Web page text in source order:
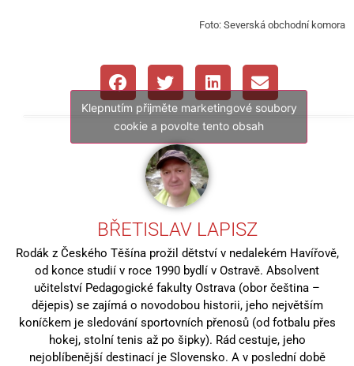
Foto: Severská obchodní komora
Klepnutím přijměte marketingové soubory
cookie a povolte tento obsah
BŘETISLAV LAPISZ
Rodák z Českého Těšína prožil dětství v nedalekém Havířově,
od konce studií v roce 1990 bydlí v Ostravě. Absolvent
učitelství Pedagogické fakulty Ostrava (obor čeština –
dějepis) se zajímá o novodobou historii, jeho největším
koníčkem je sledování sportovních přenosů (od fotbalu přes
hokej, stolní tenis až po šipky). Rád cestuje, jeho
nejoblíbenější destinací je Slovensko. A v poslední době